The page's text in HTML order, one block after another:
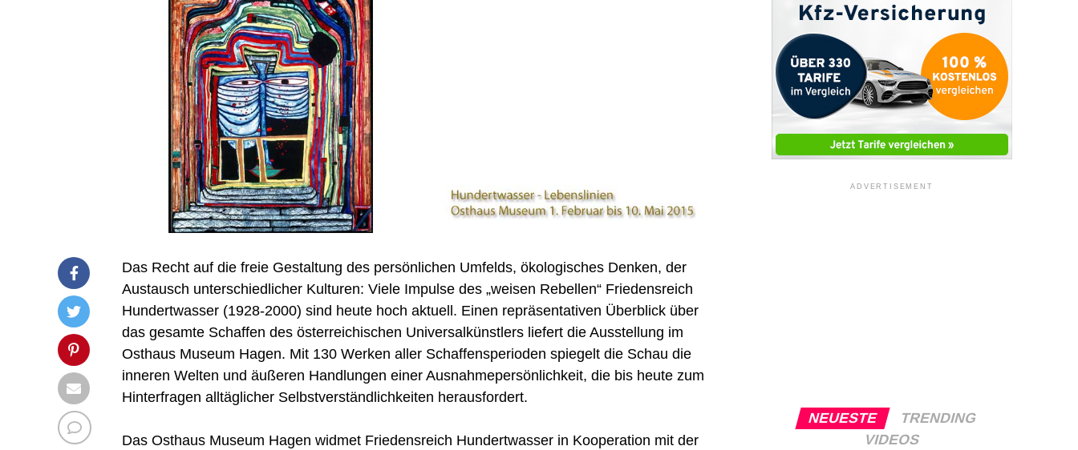
Das Recht auf die freie Gestaltung des persönlichen Umfelds, ökologisches Denken, der
Austausch unterschiedlicher Kulturen: Viele Impulse des „weisen Rebellen“ Friedensreich
Hundertwasser (1928-2000) sind heute hoch aktuell. Einen repräsentativen Überblick über
das gesamte Schaffen des österreichischen Universalkünstlers liefert die Ausstellung im
Osthaus Museum Hagen. Mit 130 Werken aller Schaffensperioden spiegelt die Schau die
inneren Welten und äußeren Handlungen einer Ausnahmepersönlichkeit, die bis heute zum
Hinterfragen alltäglicher Selbstverständlichkeiten herausfordert.
Das Osthaus Museum Hagen widmet Friedensreich Hundertwasser in Kooperation mit der
ADVERTISEMENT
NEUESTE
TRENDING
VIDEOS